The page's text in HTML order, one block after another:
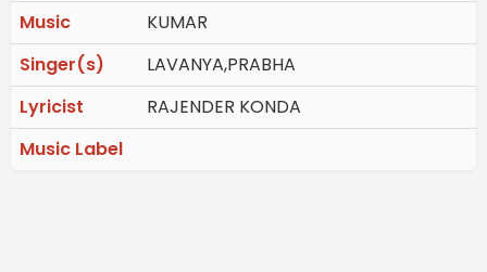
Music
KUMAR
Singer(s)
LAVANYA,PRABHA
Lyricist
RAJENDER KONDA
Music Label